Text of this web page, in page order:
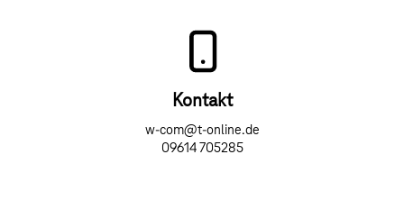
Kontakt
w-com@t-online.de
09614 705285